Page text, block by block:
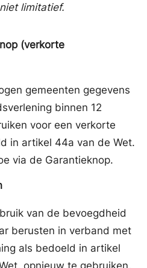
limitatief.
(verkorte
gemeenten gegevens
binnen 12
voor een verkorte
in artikel 44a van de Wet.
via de Garantieknop.
van de bevoegdheid
berusten in verband met
als bedoeld in artikel